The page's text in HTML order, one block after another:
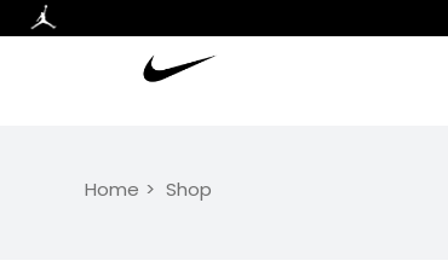
Home Shop